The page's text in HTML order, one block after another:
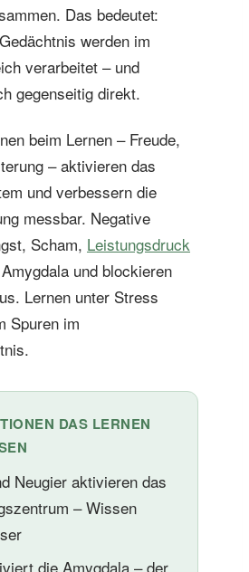
Das bedeutet:
werden im
verarbeitet – und
gegenseitig direkt.
beim Lernen – Freude,
– aktivieren das
und verbessern die
messbar. Negative
Scham, Leistungsdruck
und blockieren
Lernen unter Stress
Spuren im
DAS LERNEN
Neugier aktivieren das
– Wissen
die Amygdala – der